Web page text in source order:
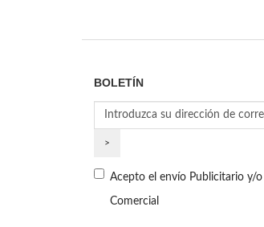
BOLETÍN
Acepto el envío Publicitario y/o
Comercial